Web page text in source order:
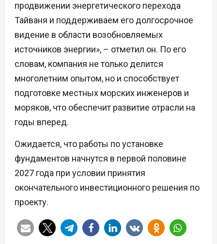
продвижении энергетического перехода
Тайваня и поддерживаем его долгосрочное
видение в области возобновляемых
источников энергии», – отметил он. По его
словам, компания не только делится
многолетним опытом, но и способствует
подготовке местных морских инженеров и
моряков, что обеспечит развитие отрасли на
годы вперед.
Ожидается, что работы по установке
фундаментов начнутся в первой половине
2027 года при условии принятия
окончательного инвестиционного решения по
проекту.